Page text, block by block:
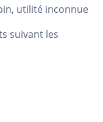
utilité inconnue
suivant les